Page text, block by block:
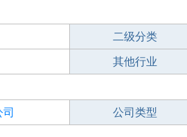
二级分类
其他行业
公司类型